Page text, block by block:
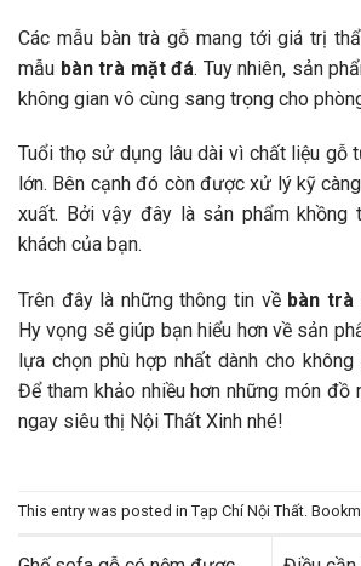
Các mẫu bàn trà gỗ mang tới giá trị
mẫu bàn trà mặt đá. Tuy nhiên, sản
không gian vô cùng sang trọng cho
Tuổi thọ sử dụng lâu dài vì chất liệu gỗ
lớn. Bên cạnh đó còn được xử lý kỹ
xuất. Bởi vậy đây là sản phẩm khồng
khách của bạn.
Trên đây là những thông tin về bàn trà
Hy vọng sẽ giúp bạn hiểu hơn về sản
lựa chọn phù hợp nhất dành cho
Để tham khảo nhiều hơn những món đồ
ngay siêu thị Nội Thất Xinh nhé!
This entry was posted in Tạp Chí Nội Thất.